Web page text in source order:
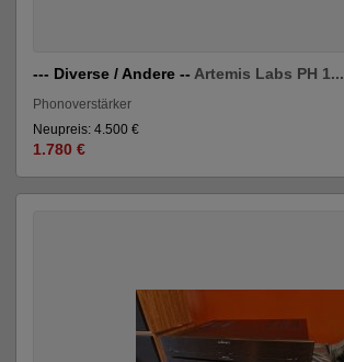
--- Diverse / Andere -- Artemis Labs PH 1...
Phonoverstärker
Neupreis: 4.500 €
1.780 €